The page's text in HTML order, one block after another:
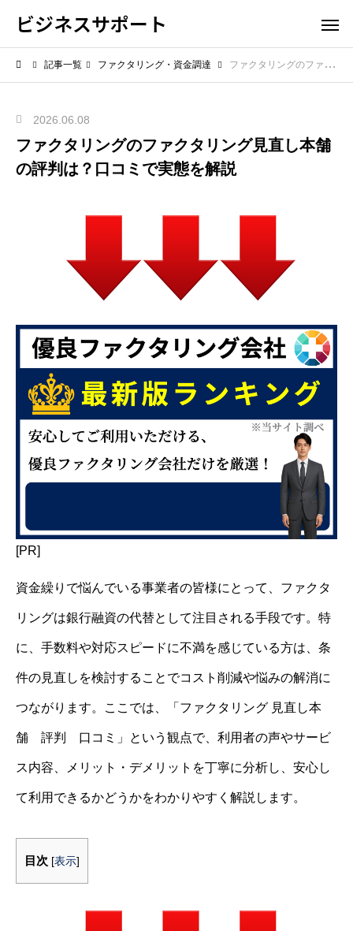
ビジネスサポート
記事一覧 ファクタリング・資金調達 ファクタリングのファクタリング見直し本舗の評判は？口コミで実態を解説
2026.06.08
ファクタリングのファクタリング見直し本舗
の評判は？口コミで実態を解説
[PR]
資金繰りで悩んでいる事業者の皆様にとって、ファクタ
リングは銀行融資の代替として注目される手段です。特
に、手数料や対応スピードに不満を感じている方は、条
件の見直しを検討することでコスト削減や悩みの解消に
つながります。ここでは、「ファクタリング 見直し本
舗 評判 口コミ」という観点で、利用者の声やサービ
ス内容、メリット・デメリットを丁寧に分析し、安心し
て利用できるかどうかをわかりやすく解説します。
目次 [表示]